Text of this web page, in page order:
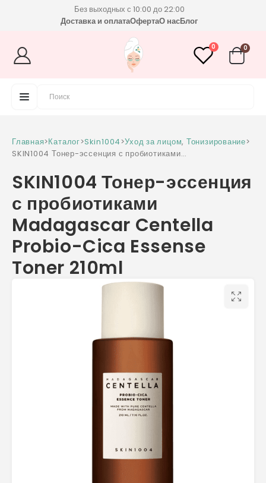
Без выходных с 10:00 до 22:00
Доставка и оплатаОфертаО насБлог
0 0
Главная>Каталог>Skin1004>Уход за лицом, Тонизирование>
SKIN1004 Тонер-эссенция с пробиотиками
Toner 210ml
SKIN1004 Тонер-эссенция
с пробиотиками
Madagascar Centella
Probio-Cica Essense
Toner 210ml